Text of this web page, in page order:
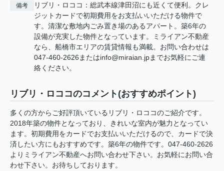
備考
リブリ・ロココ：総武本線津田沼にも近くて便利。クレ
ジットカードで初期費用をお支払いいただける物件で
す。清潔な敷地内ごみ置き場のあるアパート。築6年の
設備が充実した物件となっています。ミライアン不動産
なら、船橋市エリアの賃貸情報も満載。お問い合わせは
047-460-2626またはinfo@miraian.jpまでお気軽にご連
絡ください。
リブリ・ロココのコメント(おすすめポイント)
多くの方からご好評頂いているリブリ・ロココのご紹介です。
2018年築の物件となっており、きれいな室内が魅力となってい
ます。初期費用をカードでお支払いいただけるので、カードで決
済したい方にもおすすめです。築6年の物件です。047-460-2626
よりミライアン不動産へお問い合わせ下さい。お気軽にお問い合
わせ下さい。お待ちしております。